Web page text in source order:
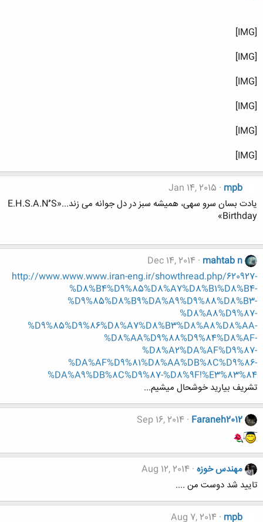
[IMG]
[IMG]
[IMG]
[IMG]
[IMG]
[IMG]
mpb
Jan 14, 2015
یادت بسان سرو سهی، همیشه سبز در دل جوانه می زند...«E.H.S.A.Nُُُ S
Birthday»
mahtab n
Dec 14, 2014
http://www.www.www.iran-eng.ir/showthread.php/620927-
%D8%B4%D9%85%D8%A7%D8%B1%D8%B4-
%D9%85%D8%B9%DA%A9%D9%88%D8%B3-
%D8%A8%D9%87-
%D9%85%D9%86%D8%A7%D8%B3%D8%A8%D8%AA-
%D8%AA%D9%88%D9%84%D8%AF-
%D8%A2%DA%AF%D9%87-
%DA%AF%D9%81%D8%AA%DB%8C%D9%86-
%DA%A9%DB%8C%D9%87-%D8%9F!%E3%83%84
تشریف بیارید خوشحال میشیم...
Faraneh2012
Sep 16, 2014
مهندس خوزه Aug 12, 2014
تایید شد دوست من ....
mpb
Aug 7, 2014